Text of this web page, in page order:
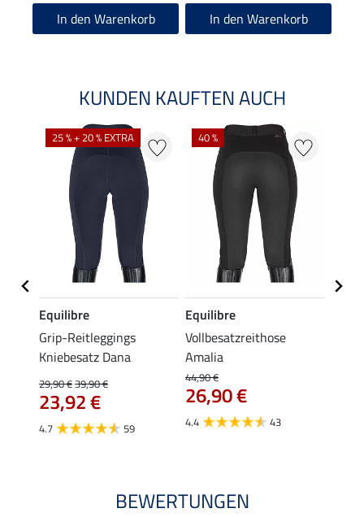
In den Warenkorb In den Warenkorb
KUNDEN KAUFTEN AUCH
25 % + 20 % EXTRA
Equilibre
Grip-Reitleggings
Kniebesatz Dana
29,90 €39,90 €
23,92 €
4.7 59
40 %
Equilibre
Vollbesatzreithose
Amalia
44,90 €
26,90 €
4.4 43
BEWERTUNGEN